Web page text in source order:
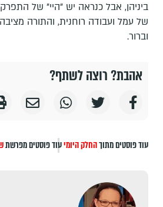
ביניהן, אבל כנראה יש "היי" של
של עמל ועבודה רוחנית, והתורה
וברור.
אהבת? רוצה לשתף?
עוד פוסטים מתוךהחלק היומיעוד פוסטים מפרשת